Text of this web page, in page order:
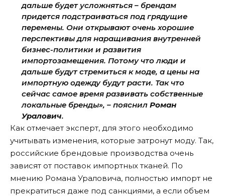
дальше будет усложняться – брендам
придется подстраиваться под грядущие
перемены. Они открывают очень хорошие
перспективы для наращивания внутренней
бизнес-политики и развития
импортозамещения. Потому что люди и
дальше будут стремиться к моде, а цены на
импортную одежду будут расти. Так что
сейчас самое время развивать собственные
локальные бренды», – пояснил Роман
Уралович.
Как отмечает эксперт, для этого необходимо
учитывать изменения, которые затронут моду. Так,
российские брендовые производства очень
зависят от поставок импортных тканей. По
мнению Романа Ураловича, полностью импорт не
прекратиться даже под санкциями, а если объем